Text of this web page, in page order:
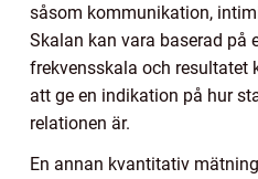
såsom kommunikation,
Skalan kan vara baserad på
frekvensskala och resultatet
att ge en indikation på hur
relationen är.
En annan kvantitativ